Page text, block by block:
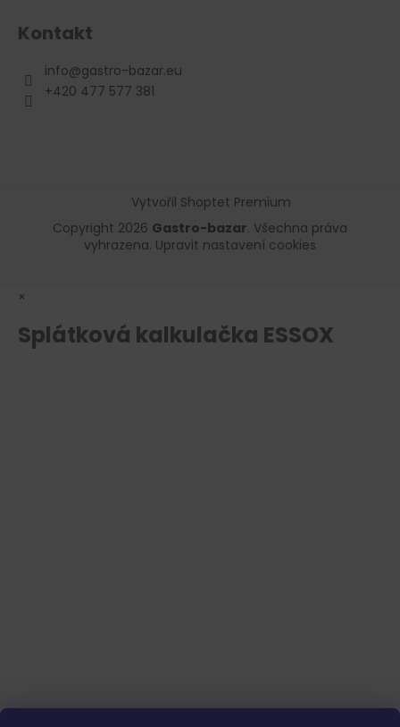
Kontakt
info@gastro-bazar.eu
+420 477 577 381
Vytvořil Shoptet Premium
Copyright 2026 Gastro-bazar. Všechna práva
vyhrazena. Upravit nastavení cookies
×
Splátková kalkulačka ESSOX